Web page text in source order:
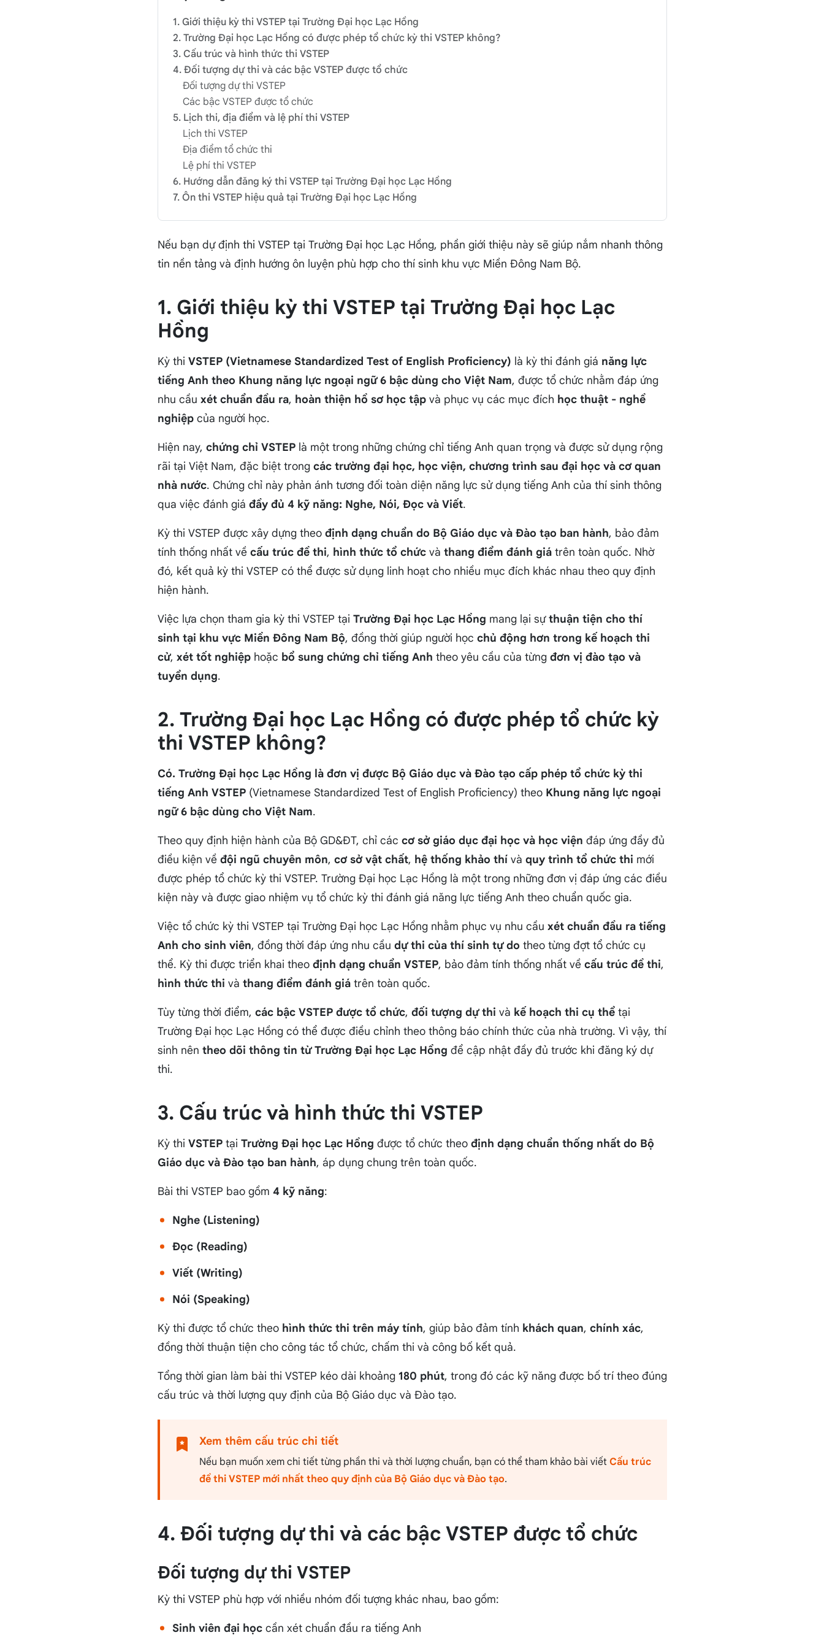
1. Giới thiệu kỳ thi VSTEP tại Trường Đại học Lạc Hồng
2. Trường Đại học Lạc Hồng có được phép tổ chức kỳ thi VSTEP không?
3. Cấu trúc và hình thức thi VSTEP
4. Đối tượng dự thi và các bậc VSTEP được tổ chức
Đối tượng dự thi VSTEP
Các bậc VSTEP được tổ chức
5. Lịch thi, địa điểm và lệ phí thi VSTEP
Lịch thi VSTEP
Địa điểm tổ chức thi
Lệ phí thi VSTEP
6. Hướng dẫn đăng ký thi VSTEP tại Trường Đại học Lạc Hồng
7. Ôn thi VSTEP hiệu quả tại Trường Đại học Lạc Hồng
Nếu bạn dự định thi VSTEP tại Trường Đại học Lạc Hồng, phần giới thiệu này sẽ giúp nắm nhanh thông
tin nền tảng và định hướng ôn luyện phù hợp cho thí sinh khu vực Miền Đông Nam Bộ.
1. Giới thiệu kỳ thi VSTEP tại Trường Đại học Lạc
Hồng
Kỳ thi VSTEP (Vietnamese Standardized Test of English Proficiency) là kỳ thi đánh giá năng lực
tiếng Anh theo Khung năng lực ngoại ngữ 6 bậc dùng cho Việt Nam, được tổ chức nhằm đáp ứng
nhu cầu xét chuẩn đầu ra, hoàn thiện hồ sơ học tậpvà phục vụ các mục đích học thuật - nghề
nghiệpcủa người học.
Hiện nay, chứng chỉ VSTEPlà một trong những chứng chỉ tiếng Anh quan trọng và được sử dụng rộng
rãi tại Việt Nam, đặc biệt trong các trường đại học, học viện, chương trình sau đại học và cơ quan
nhà nước. Chứng chỉ này phản ánh tương đối toàn diện năng lực sử dụng tiếng Anh của thí sinh thông
qua việc đánh giá đầy đủ 4 kỹ năng: Nghe, Nói, Đọc và Viết.
Kỳ thi VSTEP được xây dựng theo định dạng chuẩn do Bộ Giáo dục và Đào tạo ban hành, bảo đảm
tính thống nhất về cấu trúc đề thi, hình thức tổ chứcvà thang điểm đánh giátrên toàn quốc. Nhờ
đó, kết quả kỳ thi VSTEP có thể được sử dụng linh hoạt cho nhiều mục đích khác nhau theo quy định
hiện hành.
Việc lựa chọn tham gia kỳ thi VSTEP tại Trường Đại học Lạc Hồng mang lại sựthuận tiện cho thí
sinh tại khu vực Miền Đông Nam Bộ, đồng thời giúp người học chủ động hơn trong kế hoạch thi
cử, xét tốt nghiệphoặc bổ sung chứng chỉ tiếng Anh theo yêu cầu của từng đơn vị đào tạo và
tuyển dụng.
2. Trường Đại học Lạc Hồng có được phép tổ chức kỳ
thi VSTEP không?
Có. Trường Đại học Lạc Hồng là đơn vị được Bộ Giáo dục và Đào tạo cấp phép tổ chức kỳ thi
tiếng Anh VSTEP(Vietnamese Standardized Test of English Proficiency) theo Khung năng lực ngoại
ngữ 6 bậc dùng cho Việt Nam.
Theo quy định hiện hành của Bộ GD&ĐT, chỉ các cơ sở giáo dục đại học và học viện đáp ứng đầy đủ
điều kiện về đội ngũ chuyên môn, cơ sở vật chất, hệ thống khảo thívà quy trình tổ chức thi mới
được phép tổ chức kỳ thi VSTEP. Trường Đại học Lạc Hồng là một trong những đơn vị đáp ứng các điều
kiện này và được giao nhiệm vụ tổ chức kỳ thi đánh giá năng lực tiếng Anh theo chuẩn quốc gia.
Việc tổ chức kỳ thi VSTEP tại Trường Đại học Lạc Hồng nhằm phục vụ nhu cầu xét chuẩn đầu ra tiếng
Anh cho sinh viên, đồng thời đáp ứng nhu cầu dự thi của thí sinh tự do theo từng đợt tổ chức cụ
thể. Kỳ thi được triển khai theo định dạng chuẩn VSTEP, bảo đảm tính thống nhất về cấu trúc đề thi,
hình thức thi và thang điểm đánh giátrên toàn quốc.
Tùy từng thời điểm, các bậc VSTEP được tổ chức, đối tượng dự thi và kế hoạch thi cụ thểtại
Trường Đại học Lạc Hồng có thể được điều chỉnh theo thông báo chính thức của nhà trường. Vì vậy, thí
sinh nên theo dõi thông tin từ Trường Đại học Lạc Hồng để cập nhật đầy đủ trước khi đăng ký dự
thi.
3. Cấu trúc và hình thức thi VSTEP
Kỳ thi VSTEPtại Trường Đại học Lạc Hồng được tổ chức theo định dạng chuẩn thống nhất do Bộ
Giáo dục và Đào tạo ban hành, áp dụng chung trên toàn quốc.
Bài thi VSTEP bao gồm 4 kỹ năng:
Nghe (Listening)
Đọc (Reading)
Viết (Writing)
Nói (Speaking)
Kỳ thi được tổ chức theo hình thức thi trên máy tính, giúp bảo đảm tính khách quan, chính xác,
đồng thời thuận tiện cho công tác tổ chức, chấm thi và công bố kết quả.
Tổng thời gian làm bài thi VSTEP kéo dài khoảng 180 phút, trong đó các kỹ năng được bố trí theo đúng
cấu trúc và thời lượng quy định của Bộ Giáo dục và Đào tạo.
Xem thêm cấu trúc chi tiết
Nếu bạn muốn xem chi tiết từng phần thi và thời lượng chuẩn, bạn có thể tham khảo bài viết Cấu trúc
đề thi VSTEP mới nhất theo quy định của Bộ Giáo dục và Đào tạo.
4. Đối tượng dự thi và các bậc VSTEP được tổ chức
Đối tượng dự thi VSTEP
Kỳ thi VSTEP phù hợp với nhiều nhóm đối tượng khác nhau, bao gồm:
Sinh viên đại họccần xét chuẩn đầu ra tiếng Anh